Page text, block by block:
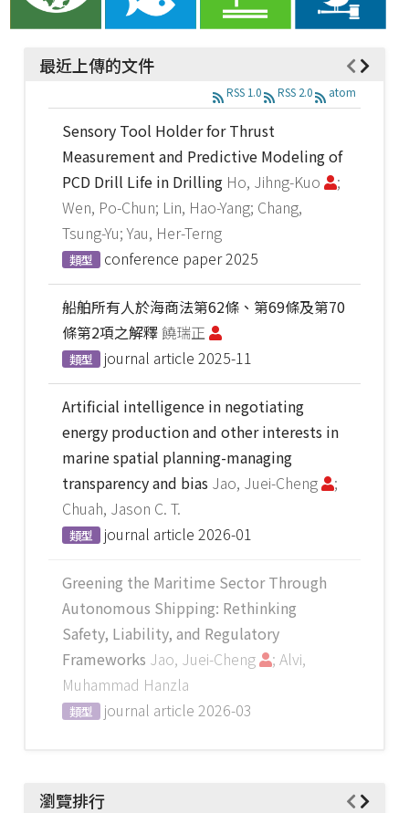
最近上傳的文件
RSS 1.0 RSS 2.0 atom
Sensory Tool Holder for Thrust
Measurement and Predictive Modeling of
PCD Drill Life in Drilling Ho, Jihng-Kuo
;
Wen, Po-Chun; Lin, Hao-Yang; Chang,
Tsung-Yu; Yau, Her-Terng
類型 conference paper2025
船舶所有人於海商法第62條、第69條及第70
條第2項之解釋饒瑞正
類型 journal article 2025-11
Artificial intelligence in negotiating
energy production and other interests in
marine spatial planning-managing
transparency and bias Jao, Juei-Cheng
;
Chuah, Jason C. T.
類型 journal article 2026-01
Greening the Maritime Sector Through
Autonomous Shipping: Rethinking
Safety, Liability, and Regulatory
Frameworks Jao, Juei-Cheng
; Alvi,
Muhammad Hanzla
類型 journal article 2026-03
瀏覽排行